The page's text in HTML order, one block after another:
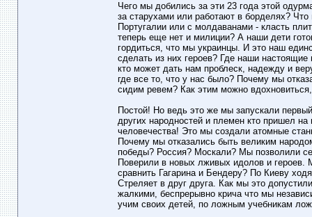
Чего мы добились за эти 23 года этой
за старухами или работают в борделях?
Португалии или с молдаванами - класть
теперь еще нет и милиции? А наши дети
гордиться, что мы украинцы. И это наш
сделать из них героев? Где наши
кто может дать нам проблеск, надежду и
где все то, что у нас было? Почему мы
сидим ревем? Как этим можно
Постой! Но ведь это же мы запускали
других народностей и племен кто пришел
человечества! Это мы создали атомные
Почему мы отказались быть великим
победы? Россия? Москали? Мы позволили
Поверили в новых лживых идолов и
сравнить Гагарина и Бендеру? По Киеву
Стреляет в друг друга. Как мы это
жалкими, беспрерывно крича что мы
учим своих детей, по ложным учебникам